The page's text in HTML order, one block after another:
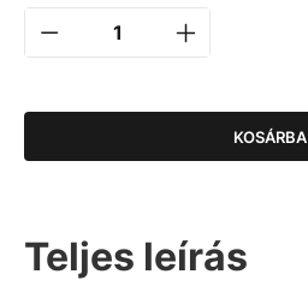
KOSÁRBA
Teljes leírás